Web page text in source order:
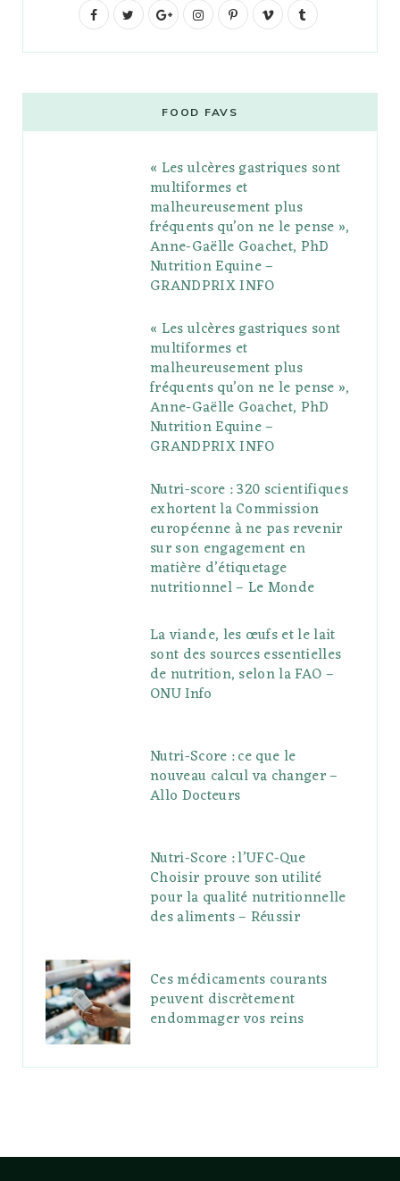
F
b
t
G
g
l
e
P
l
s
I
t
a
g
r
a
m
P
e
r
e
s
V
o
l
r
FOOD FAVS
« Les ulcères gastriques sont
multiformes et
malheureusement plus
fréquents qu’on ne le pense »,
Anne-Gaëlle Goachet, PhD
Nutrition Equine –
GRANDPRIX INFO
« Les ulcères gastriques sont
multiformes et
malheureusement plus
fréquents qu’on ne le pense »,
Anne-Gaëlle Goachet, PhD
Nutrition Equine –
GRANDPRIX INFO
Nutri-score : 320 scientifiques
exhortent la Commission
européenne à ne pas revenir
sur son engagement en
matière d’étiquetage
nutritionnel – Le Monde
La viande, les œufs et le lait
sont des sources essentielles
de nutrition, selon la FAO –
ONU Info
Nutri-Score : ce que le
nouveau calcul va changer –
Allo Docteurs
Nutri-Score : l’UFC-Que
Choisir prouve son utilité
pour la qualité nutritionnelle
des aliments – Réussir
Ces médicaments courants
peuvent discrètement
endommager vos reins